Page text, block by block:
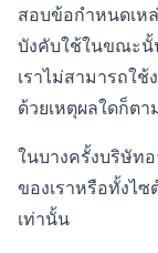
สอบข้อกำหนดเห
บังคับใช้ในขณะนั้
เราไม่สามารถใช้
ด้วยเหตุผลใดก็ตา
ในบางครั้งบริษัท
ของเราหรือทั้งไซ
เท่านั้น